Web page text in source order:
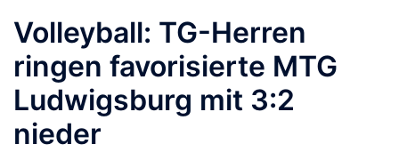
Volleyball: TG-Herren
ringen favorisierte MTG
Ludwigsburg mit 3:2
nieder